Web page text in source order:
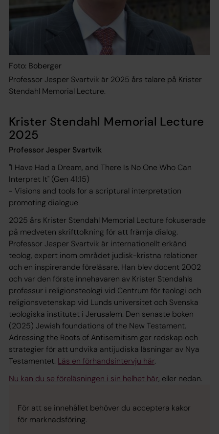
Foto: Boberger
Professor Jesper Svartvik är 2025 års talare på Krister
Stendahl Memorial Lecture.
Krister Stendahl Memorial Lecture
2025
Professor Jesper Svartvik
"I Have Had a Dream, and There Is No One Who Can
Interpret It" (Gen 41:15)
- Visions and tools for a scriptural interpretation
promoting dialogue
2025 års Krister Stendahl Memorial Lecture fokuserade
på medveten skrifttolkning för att främja dialog.
Professor Jesper Svartvik är internationellt erkänd
teolog, expert inom området judisk-kristna relationer
och en inspirerande föreläsare. Han blev docent 2002
och var den förste innehavaren av Krister Stendahls
professur i religionsteologi vid Centrum för teologi och
religionsvetenskap vid Lunds universitet och Svenska
teologiska institutet i Jerusalem. Den senaste boken
(2025) Jewish foundations of the New Testament.
Adressing the Roots of Antisemitism ger redskap och
strategier för att undvika antijudiska läsningar av Nya
Testamentet. Läs en förhandsintervju här.
Nu kan du se föreläsningen i sin helhet här, eller nedan.
För att se innehållet behöver du acceptera kakor
för marknadsföring.